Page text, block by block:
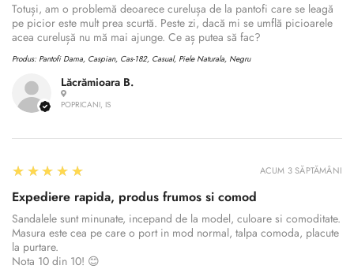
Lăcrămioara B.
POPRICANI, IS
Totuși, am o problemă deoarece curelușa de la pantofi care se leagă
pe picior este mult prea scurtă. Peste zi, dacă mi se umflă picioarele
acea curelușă nu mă mai ajunge. Ce aș putea să fac?
Produs: Pantofi Dama, Caspian, Cas-182, Casual, Piele Naturala, Negru
5
★★★★★
Expediere rapida, produs frumos si comod
Sandalele sunt minunate, incepand de la model, culoare si comoditate.
Masura este cea pe care o port in mod normal, talpa comoda, placute
la purtare.
Nota 10 din 10! 😊
ACUM 3 SĂPTĂMÂNI